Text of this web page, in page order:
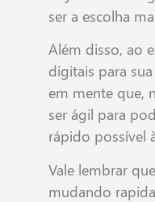
ser a escolha
Além disso, ao
digitais para
em mente que,
ser ágil para
rápido possível
Vale lembrar
mudando